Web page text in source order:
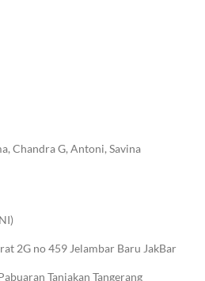
Chandra G, Antoni, Savina
2G no 459 Jelambar Baru JakBar
Tanjakan Tangerang